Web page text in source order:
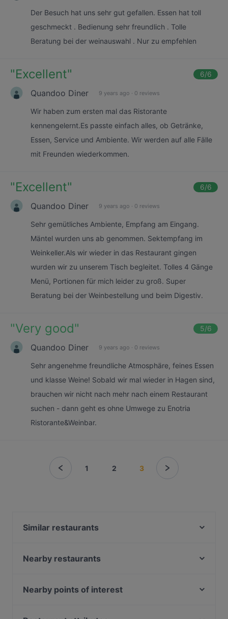
Der Besuch hat uns sehr gut gefallen. Essen hat toll
geschmeckt . Bedienung sehr freundlich . Tolle
Beratung bei der weinauswahl . Nur zu empfehlen
"Excellent" 6/6
Quandoo Diner 9 years ago · 0 reviews
Wir haben zum ersten mal das Ristorante
kennengelernt.Es passte einfach alles, ob Getränke,
Essen, Service und Ambiente. Wir werden auf alle Fälle
mit Freunden wiederkommen.
"Excellent" 6/6
Quandoo Diner 9 years ago · 0 reviews
Sehr gemütliches Ambiente, Empfang am Eingang.
Mäntel wurden uns ab genommen. Sektempfang im
Weinkeller.Als wir wieder in das Restaurant gingen
wurden wir zu unserem Tisch begleitet. Tolles 4 Gänge
Menü, Portionen für mich leider zu groß. Super
Beratung bei der Weinbestellung und beim Digestiv.
"Very good" 5/6
Quandoo Diner 9 years ago · 0 reviews
Sehr angenehme freundliche Atmosphäre, feines Essen
und klasse Weine! Sobald wir mal wieder in Hagen sind,
brauchen wir nicht nach mehr nach einem Restaurant
suchen - dann geht es ohne Umwege zu Enotria
Ristorante&Weinbar.
1 2 3
Similar restaurants
Philema
La vie est belle
Nearby restaurants
Afiyet Ocakbasi
Nearby points of interest